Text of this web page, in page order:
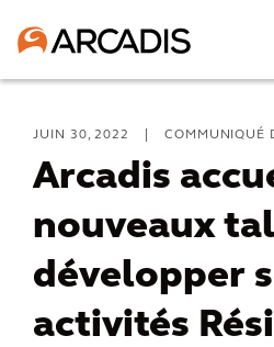
JUIN 30, 2022 COMMUNIQUÉ
Arcadis
nouveaux
développer
activités